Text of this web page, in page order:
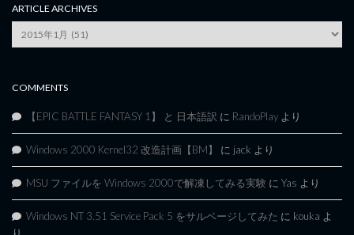
ARTICLE ARCHIVES
Archives
COMMENTS
【EPIC BATTLE FANTASY 1】 と 日本語訳 に RandoPlay より
Windows 2000 Kernel32 改造計画【BM】 に jack より
MSU ファイルを Windows 2000で解凍してみる実験 に Yas より
Windows NT 3.51 Service Pack 5 をサルベージしてみた に kouka よ
り